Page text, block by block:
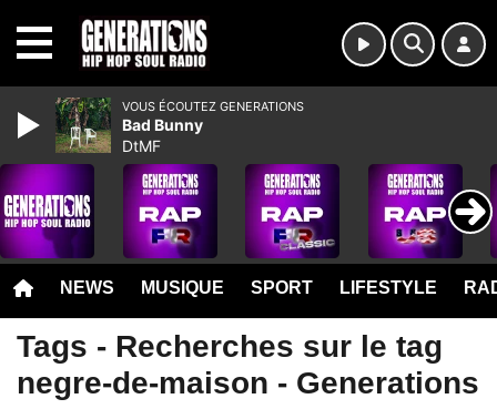
NEWS MUSIQUE SPORT LIFESTYLE
Tags - Recherches sur le tag
negre-de-maison - Generations
VOUS ÉCOUTEZ GENERATIONS
Bad Bunny
DtMF